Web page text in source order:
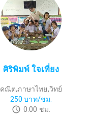
ศิริพิมพ์ ใจเที่ยง
คณิต,ภาษาไทย,วิทย์
250 บาท/ชม.
0.00 ชม.